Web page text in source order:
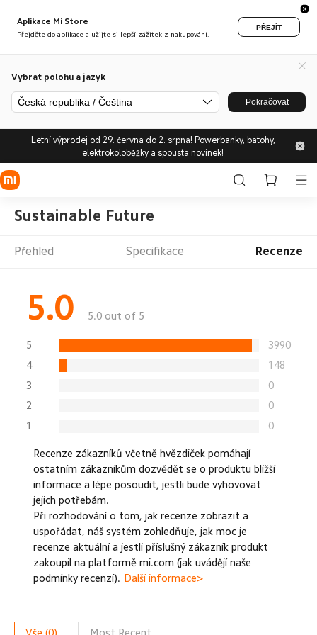
Aplikace Mi Store
Přejděte do aplikace a užijte si lepší zážitek z nakupování.
PŘEJÍT
Vybrat polohu a jazyk
Česká republika / Čeština Pokračovat
Letní výprodej od 29. června do 2. srpna! Powerbanky, batohy,
elektrokoloběžky a spousta novinek!
Sustainable Future
Přehled Specifikace Recenze
5.0 5.0 out of 5
5
3990
4
148
3
0
2
0
1
0
Recenze zákazníků včetně hvězdiček pomáhají
ostatním zákazníkům dozvědět se o produktu bližší
informace a lépe posoudit, jestli bude vyhovovat
jejich potřebám.
Při rozhodování o tom, jak recenze zobrazit a
uspořádat, náš systém zohledňuje, jak moc je
recenze aktuální a jestli příslušný zákazník produkt
zakoupil na platformě mi.com (jak uvádějí naše
podmínky recenzí). Další informace>
Vše (0) Most Recent